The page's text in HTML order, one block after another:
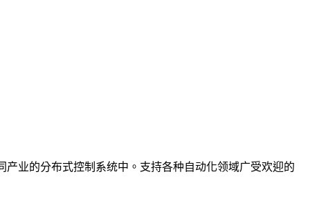
业的分布式控制系统中。支持各种自动化领域广受欢迎的